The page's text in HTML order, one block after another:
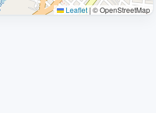
Leaflet |© OpenStreetMap